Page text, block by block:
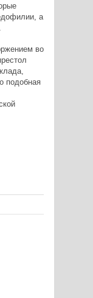
а
во
подобная